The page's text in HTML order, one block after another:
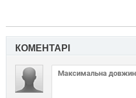
КОМЕНТАРІ